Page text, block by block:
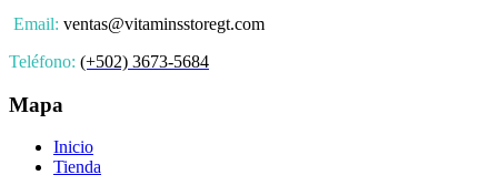
Email: ventas@vitaminsstoregt.com
Teléfono: (+502) 3673-5684
Mapa
Inicio
Tienda